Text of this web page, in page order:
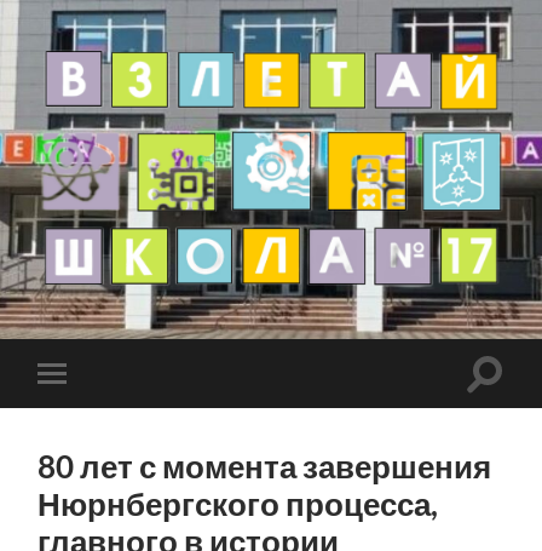
80 лет с момента завершения
Нюрнбергского процесса,
главного в истории